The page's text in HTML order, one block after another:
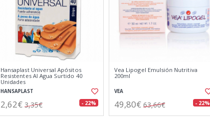
Hansaplast Universal Apósitos
Resistentes Al Agua Surtido 40
Unidades
HANSAPLAST
2,62€ 3,35€ - 22%
Vea Lipogel Emulsión Nutritiva
200ml
VEA
49,80€ 63,66€ - 22%